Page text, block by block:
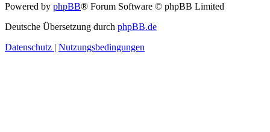
Powered by phpBB® Forum Software © phpBB Limited
Deutsche Übersetzung durch phpBB.de
Datenschutz | Nutzungsbedingungen